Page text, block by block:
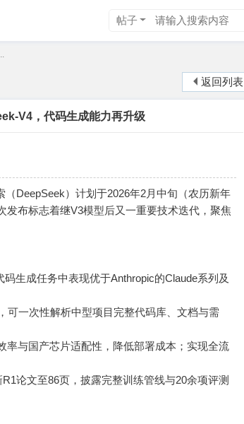
帖子
返回列表
V4，代码生成能力再升级
DeepSeek）计划于2026年2月中旬（农历新年
布标志着继V3模型后又一重要技术迭代，聚焦
生成任务中表现优于Anthropic的Claude系列及
一次性解析中型项目完整代码库、文档与需
与国产芯片适配性，降低部署成本；实现全流
论文至86页，披露完整训练管线与20余项评测